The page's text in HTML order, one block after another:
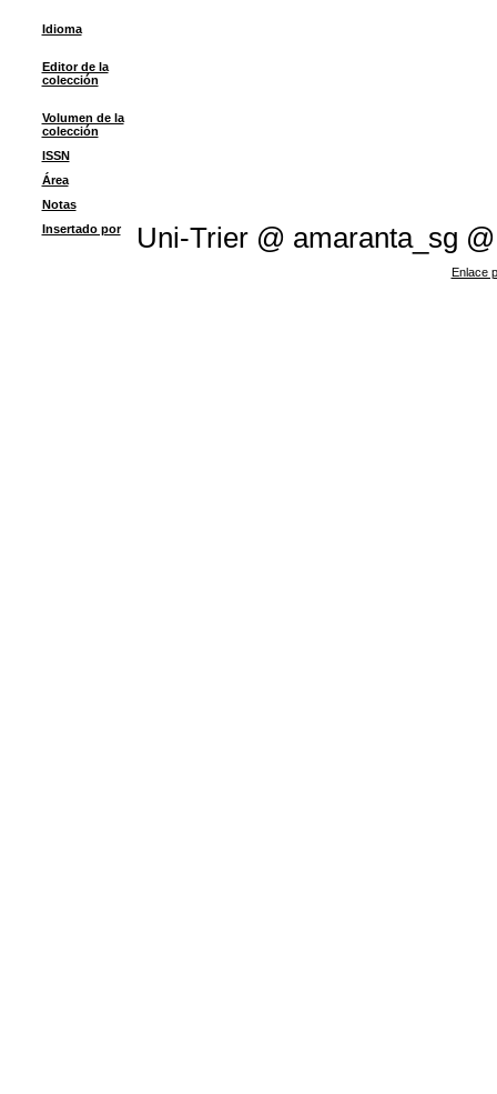
Idioma
Editor de la
colección
Volumen de la
colección
ISSN
Área
Notas
Insertado por
Uni-Trier @ amaranta_sg @
Enlace